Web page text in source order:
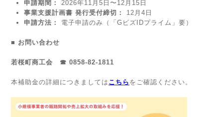
申請期間：
2026年11月5日〜12月15日
事業支援計画書 発行受付締切：
12月4日
申請方法：
電子申請のみ（「GビズIDプライム」要）
■ お問い合わせ
若桜町商工会 ☎ 0858-82-1811
本補助金の詳細につきましては こちら をご確認ください。